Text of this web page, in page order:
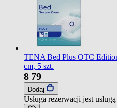
TENA Bed Plus OTC
cm, 5 szt.
8 79
Dodaj
Usługa rezerwacji jest